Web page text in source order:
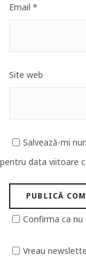
Email *
Site web
Salvează-mi
pentru data viitoare
Confirma ca
Vreau